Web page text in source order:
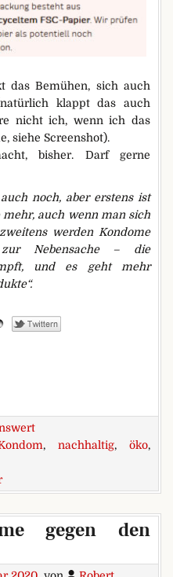
das Bemühen, sich auch
klappt das auch
nicht ich, wenn ich das
siehe Screenshot).
bisher. Darf gerne
noch, aber erstens ist
mehr, auch wenn man sich
werden Kondome
Nebensache – die
und es geht mehr
, nachhaltig,öko,
zu Neues vom Laub
gegen den